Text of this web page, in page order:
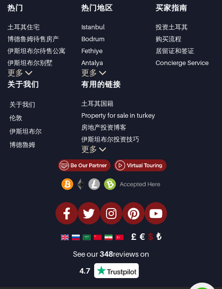
热门
土耳其住宅
博德鲁姆待售房产
伊斯坦布尔待售公寓
伊斯坦布尔别墅
博德鲁姆别墅
安塔利亚待售公寓
更多
热门地区
Istanbul
Bodrum
Fethiye
Antalya
Kalkan
Alanya
Kemer
Dalyan
Izmir
Belek
更多
买家指南
投资土耳其
购买流程
居留证和签证
Concierge Service
关于我们
关于我们
伦敦
伊斯坦布尔
博德魯姆
有用的链接
土耳其国籍
Property for sale in turkey
房地产投资博客
伊斯坦布尔投资技巧
土耳其房产投资
伊斯坦布尔投资型房产
经济型房产
豪华房产
投资型房产
设计与建造
更多
£ € $ ₺
See our348reviews on
4.7